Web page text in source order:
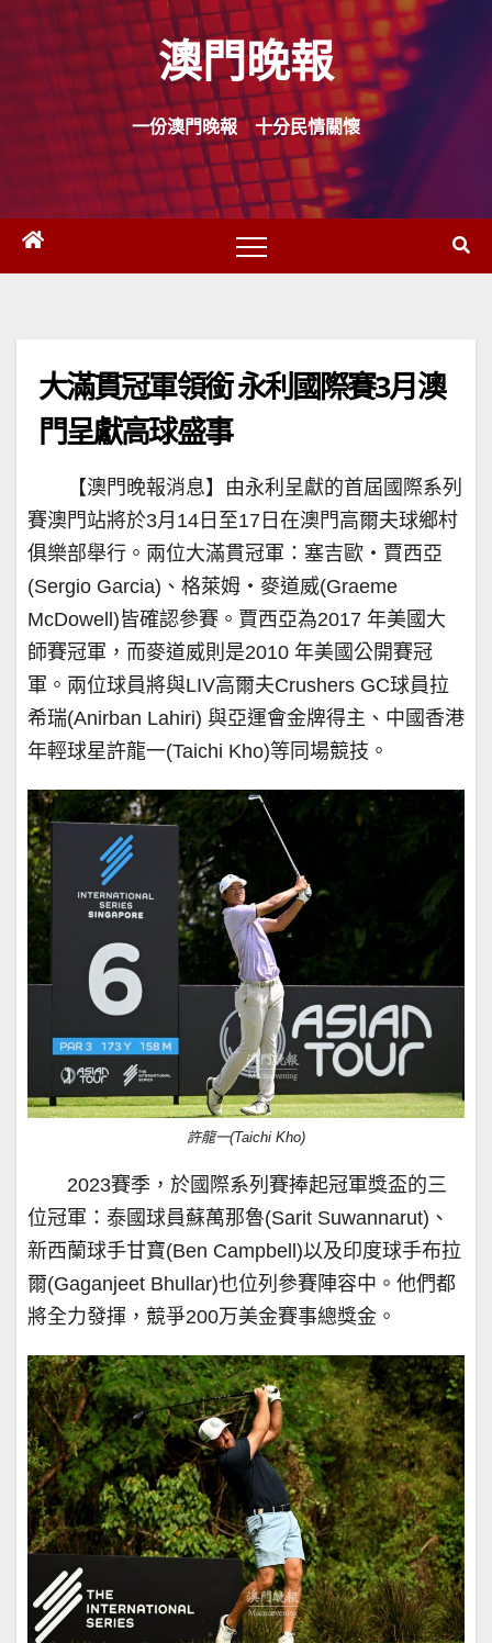
Skip
content
澳門晚報
一份澳門晚報 十分民情關懷
大滿貫冠軍領銜 永利國際賽3月澳
門呈獻高球盛事
【澳門晚報消息】由永利呈獻的首屆國際系列
賽澳門站將於3月14日至17日在澳門高爾夫球鄉村
俱樂部舉行。兩位大滿貫冠軍：塞吉歐‧賈西亞
(Sergio Garcia)、格萊姆‧麥道威(Graeme
McDowell)皆確認參賽。賈西亞為2017 年美國大
師賽冠軍，而麥道威則是2010 年美國公開賽冠
軍。兩位球員將與LIV高爾夫Crushers GC球員拉
希瑞(Anirban Lahiri) 與亞運會金牌得主、中國香港
年輕球星許龍一(Taichi Kho)等同場競技。
許龍一(Taichi Kho)
2023賽季，於國際系列賽捧起冠軍獎盃的三
位冠軍：泰國球員蘇萬那魯(Sarit Suwannarut)、
新西蘭球手甘寶(Ben Campbell)以及印度球手布拉
爾(Gaganjeet Bhullar)也位列參賽陣容中。他們都
將全力發揮，競爭200万美金賽事總獎金。